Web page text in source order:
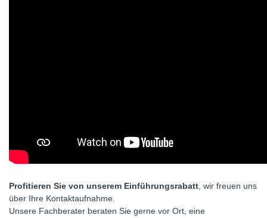
Profitieren Sie von unserem Einführungsrabatt , wir freuen uns
über Ihre Kontaktaufnahme.
Unsere Fachberater beraten Sie gerne vor Ort, eine